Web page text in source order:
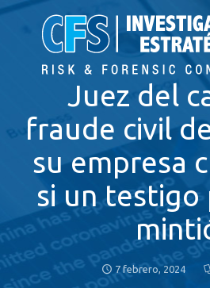
Juez del
fraude civil
su empresa
si un testigo
7 febrero, 2024